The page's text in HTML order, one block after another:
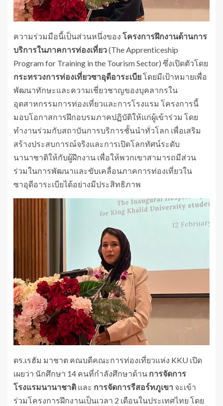
ความร่วมมือนี้เป็นส่วนหนึ่งของ โครงการฝึกงานด้านการ
บริการในภาคการท่องเที่ยว(The Apprenticeship
Program for Training in the Tourism Sector) ซึ่งเปิดตัวโดย
กระทรวงการท่องเที่ยวซาอุดีอาระเบียโดยมีเป้าหมายเพื่อ
พัฒนาทักษะและความเชี่ยวชาญของบุคลากรใน
อุตสาหกรรมการท่องเที่ยวและการโรงแรม โครงการนี้
มอบโอกาสการฝึกอบรมภาคปฏิบัติให้แก่ผู้เข้าร่วม โดย
ทำงานร่วมกับสถาบันการบริการชั้นนำทั่วโลก เพื่อเสริม
สร้างประสบการณ์จริงและการเปิดโลกทัศน์ระดับ
นานาชาติให้กับผู้ฝึกงาน เพื่อให้พวกเขาสามารถมีส่วน
ร่วมในการพัฒนาและขับเคลื่อนภาคการท่องเที่ยวใน
ซาอุดีอาระเบียได้อย่างมีประสิทธิภาพ
ดร.เรฮัม มาชาต คณบดีคณะการท่องเที่ยวแห่ง KKU เปิด
เผยว่า นักศึกษา 14 คนที่กำลังศึกษาด้าน การจัดการ
โรงแรมนานาชาติ และ การจัดการรีสอร์ทภูเขา จะเข้า
ร่วมโครงการฝึกงานเป็นเวลา 2 เดือนในประเทศไทย โดย